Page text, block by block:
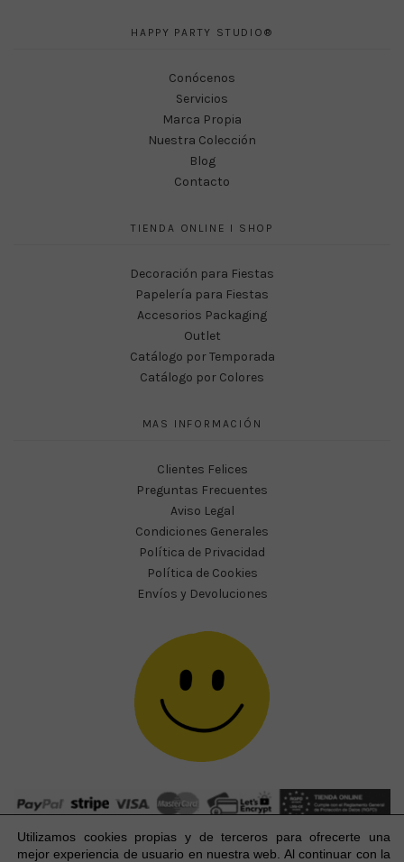
HAPPY PARTY STUDIO®
Conócenos
Servicios
Marca Propia
Nuestra Colección
Blog
Contacto
TIENDA ONLINE I SHOP
Decoración para Fiestas
Papelería para Fiestas
Accesorios Packaging
Outlet
Catálogo por Temporada
Catálogo por Colores
MAS INFORMACIÓN
Clientes Felices
Preguntas Frecuentes
Aviso Legal
Condiciones Generales
Política de Privacidad
Política de Cookies
Envíos y Devoluciones
Utilizamos cookies propias y de terceros para ofrecerte una
mejor experiencia de usuario en nuestra web. Al continuar con la